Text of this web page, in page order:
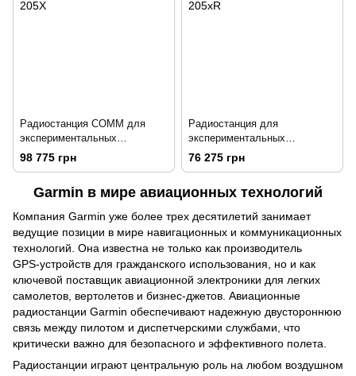
Радиостанция COMM для
экспериментальных
самолетов Garmin GTR 205X
98 775 грн
Радиостанция для
экспериментальных
самолетов Garmin GTR 205xR
76 275 грн
Garmin в мире авиационных технологий
Компания Garmin уже более трех десятилетий занимает
ведущие позиции в мире навигационных и коммуникационных
технологий. Она известна не только как производитель
GPS‑устройств для гражданского использования, но и как
ключевой поставщик авиационной электроники для легких
самолетов, вертолетов и бизнес-джетов. Авиационные
радиостанции Garmin обеспечивают надежную двустороннюю
связь между пилотом и диспетчерскими службами, что
критически важно для безопасного и эффективного полета.
Радиостанции играют центральную роль на любом воздушном